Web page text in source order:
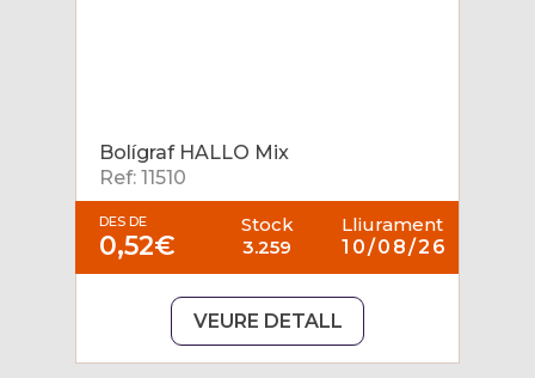
Bolígraf HALLO Mix
Ref: 11510
DES DE
0,52€
Stock
3.259
Lliurament
10/08/26
VEURE DETALL